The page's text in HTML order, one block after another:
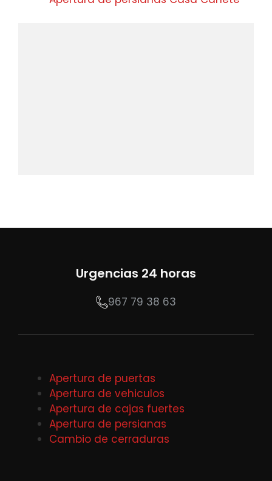
Urgencias 24 horas
967 79 38 63
Apertura de puertas
Apertura de vehiculos
Apertura de cajas fuertes
Apertura de persianas
Cambio de cerraduras